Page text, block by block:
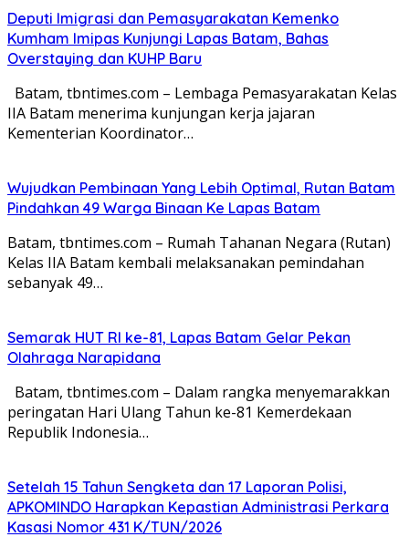
Deputi Imigrasi dan Pemasyarakatan Kemenko
Kumham Imipas Kunjungi Lapas Batam, Bahas
Overstaying dan KUHP Baru
Batam, tbntimes.com – Lembaga Pemasyarakatan Kelas
IIA Batam menerima kunjungan kerja jajaran
Kementerian Koordinator…
Wujudkan Pembinaan Yang Lebih Optimal, Rutan Batam
Pindahkan 49 Warga Binaan Ke Lapas Batam
Batam, tbntimes.com – Rumah Tahanan Negara (Rutan)
Kelas IIA Batam kembali melaksanakan pemindahan
sebanyak 49…
Semarak HUT RI ke-81, Lapas Batam Gelar Pekan
Olahraga Narapidana
Batam, tbntimes.com – Dalam rangka menyemarakkan
peringatan Hari Ulang Tahun ke-81 Kemerdekaan
Republik Indonesia…
Setelah 15 Tahun Sengketa dan 17 Laporan Polisi,
APKOMINDO Harapkan Kepastian Administrasi Perkara
Kasasi Nomor 431 K/TUN/2026